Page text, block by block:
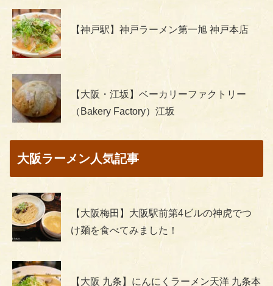
【神戸駅】神戸ラーメン第一旭 神戸本店
【大阪・江坂】ベーカリーファクトリー
（Bakery Factory）江坂
大阪ラーメン人気記事
【大阪梅田】大阪駅前第4ビルの神虎でつ
け麺を食べてみました！
【大阪 九条】にんにくラーメン天洋 九条本